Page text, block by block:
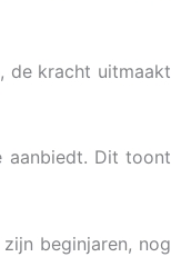
de kracht uitmaakt
aanbiedt. Dit toont
beginjaren, nog